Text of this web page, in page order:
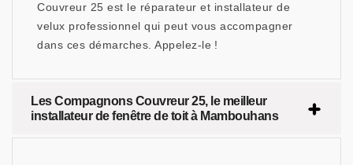
Couvreur 25 est le réparateur et installateur de
velux professionnel qui peut vous accompagner
dans ces démarches. Appelez-le !
Les Compagnons Couvreur 25, le meilleur
installateur de fenêtre de toit à Mambouhans